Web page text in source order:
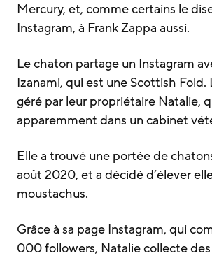
Mercury, et, comme certains le
Instagram, à Frank Zappa aussi.
Le chaton partage un Instagram
Izanami, qui est une Scottish
géré par leur propriétaire Natalie,
apparemment dans un cabinet
Elle a trouvé une portée de
août 2020, et a décidé d’élever
moustachus.
Grâce à sa page Instagram, qui
000 followers, Natalie collecte